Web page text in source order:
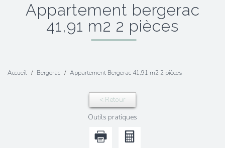
appartement bergerac
41,91 m2 2 pièces
Accueil Bergerac Appartement Bergerac 41,91 m2 2 pièces
< Retour
Outils pratiques